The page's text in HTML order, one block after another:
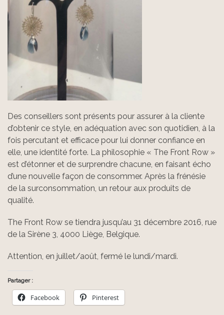
Des conseillers sont présents pour assurer à la cliente
d’obtenir ce style, en adéquation avec son quotidien, à la
fois percutant et efficace pour lui donner confiance en
elle, une identité forte. La philosophie « The Front Row »
est d’étonner et de surprendre chacune, en faisant écho
d’une nouvelle façon de consommer. Après la frénésie
de la surconsommation, un retour aux produits de
qualité.
The Front Row se tiendra jusqu’au 31 décembre 2016, rue
de la Sirène 3, 4000 Liège, Belgique.
Attention, en juillet/août, fermé le lundi/mardi.
Partager :
Facebook Pinterest